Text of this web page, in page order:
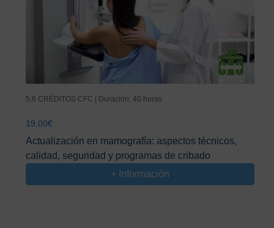
5,6 CRÉDITOS CFC | Duración: 40 horas
19,00€
Actualización en mamografía: aspectos técnicos,
calidad, seguridad y programas de cribado
+ Información